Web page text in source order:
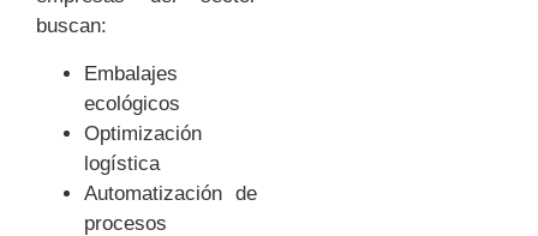
buscan:
Embalajes
ecológicos
Optimización
logística
Automatización de
procesos